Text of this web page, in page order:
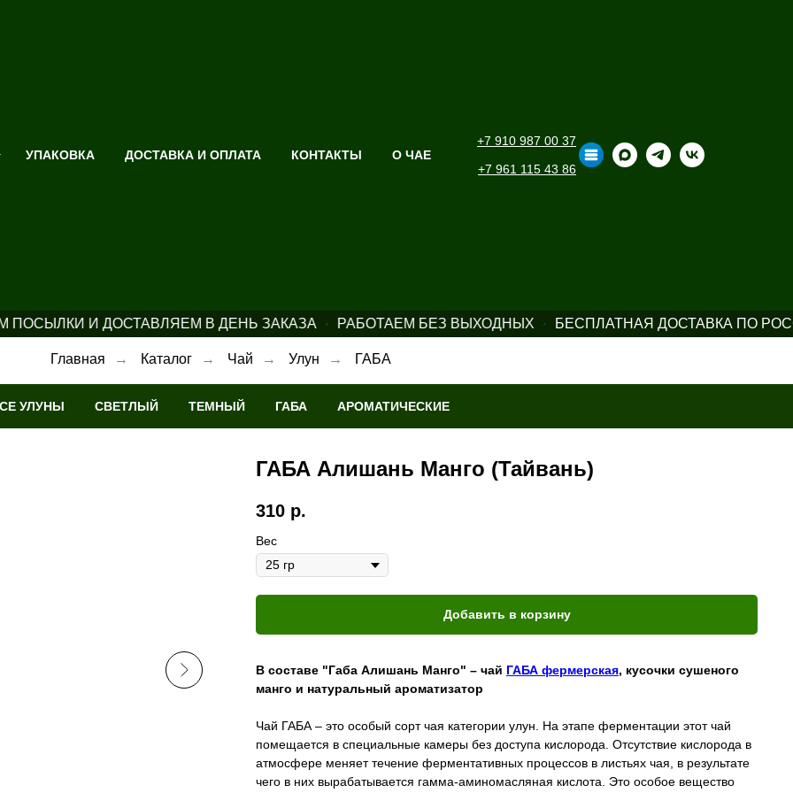
УПАКОВКА ДОСТАВКА И ОПЛАТА КОНТАКТЫ О ЧАЕ
+7 910 987 00 37
+7 961 115 43 86
И ДОСТАВЛЯЕМ В ДЕНЬ ЗАКАЗА РАБОТАЕМ БЕЗ ВЫХОДНЫХ БЕСПЛАТНАЯ ДОСТАВКА ПО
Главная → Каталог → Чай → Улун → ГАБА
УЛУНЫ СВЕТЛЫЙ ТЕМНЫЙ ГАБА АРОМАТИЧЕСКИЕ
ГАБА Алишань Манго (Тайвань)
310 р.
Вес
Добавить в корзину
В составе "Габа Алишань Манго" – чай ГАБА фермерская, кусочки сушеного
манго и натуральный ароматизатор
Чай ГАБА – это особый сорт чая категории улун. На этапе ферментации этот чай
помещается в специальные камеры без доступа кислорода. Отсутствие кислорода в
атмосфере меняет течение ферментативных процессов в листьях чая, в результате
чего в них вырабатывается гамма-аминомасляная кислота. Это особое вещество